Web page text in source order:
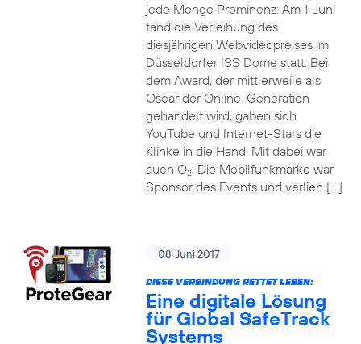
jede Menge Prominenz: Am 1. Juni
fand die Verleihung des
diesjährigen Webvideopreises im
Düsseldorfer ISS Dome statt. Bei
dem Award, der mittlerweile als
Oscar der Online-Generation
gehandelt wird, gaben sich
YouTube und Internet-Stars die
Klinke in die Hand. Mit dabei war
auch O2: Die Mobilfunkmarke war
Sponsor des Events und verlieh […]
08. Juni 2017
DIESE VERBINDUNG RETTET LEBEN:
Eine digitale Lösung
für Global SafeTrack
Systems